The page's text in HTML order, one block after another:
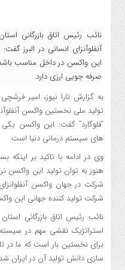
نائب رئیس اتاق بازرگانی
آنفلوآنزای انسانی در البرز
صرفه جویی ارزی دارد.
به گزارش تارا نیوز، امیر
تولید ملی نخستین واکسن
“فلوگارد” گفت: این واکسن
های سیستم درمانی دنیا است.
وی در ادامه با تاکید بر اینکه
هنوز به توان تولید این واکسن
شرکت در جهان واکسن
شرکت تولید کننده جهانی این
نائب رئیس اتاق بازرگانی استان
استراتژیک نقشی مهم در
برای نخستین بار است که ما در
سازی دانش تولید آن در ایران